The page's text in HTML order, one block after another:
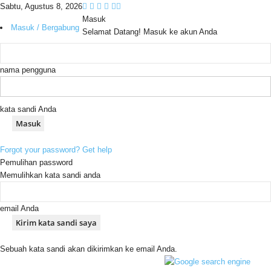
Sabtu, Agustus 8, 2026
Masuk / Bergabung
Masuk
Selamat Datang! Masuk ke akun Anda
nama pengguna
kata sandi Anda
Forgot your password? Get help
Pemulihan password
Memulihkan kata sandi anda
email Anda
Sebuah kata sandi akan dikirimkan ke email Anda.